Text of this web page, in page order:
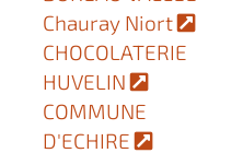
Chauray Niort
CHOCOLATERIE
HUVELIN
COMMUNE
D'ECHIRE